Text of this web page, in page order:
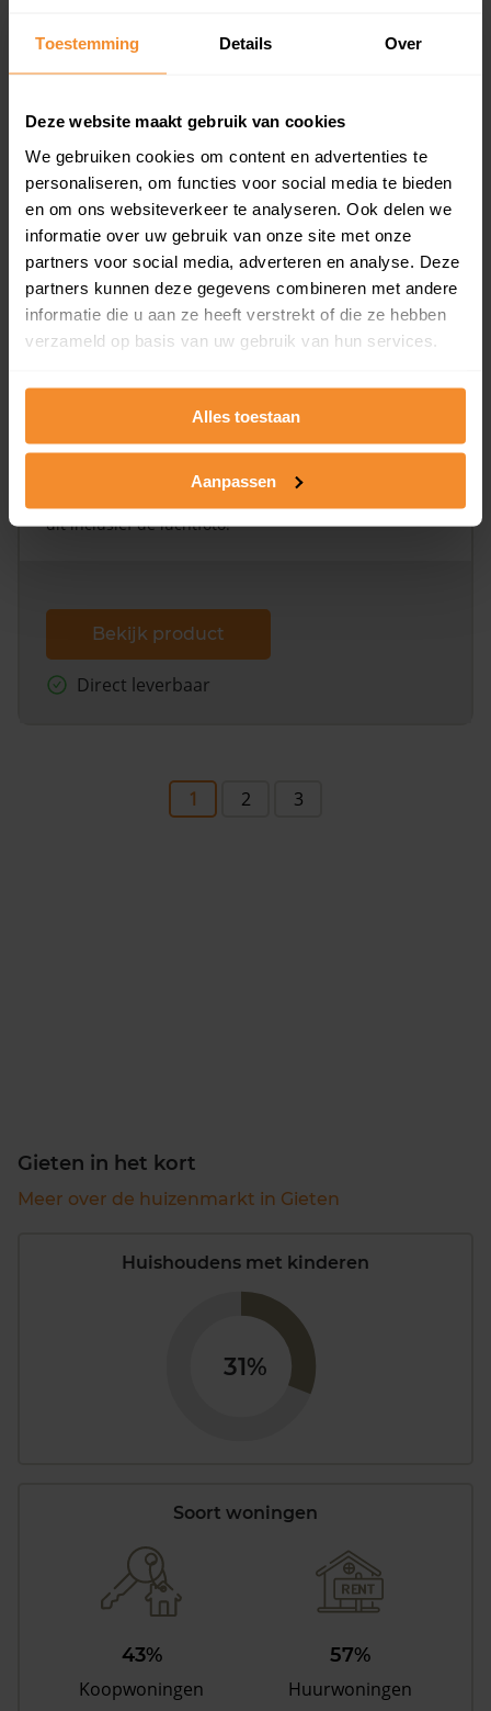
Toestemming Details Over
Deze website maakt gebruik van cookies
We gebruiken cookies om content en advertenties te
personaliseren, om functies voor social media te bieden
en om ons websiteverkeer te analyseren. Ook delen we
informatie over uw gebruik van onze site met onze
partners voor social media, adverteren en analyse. Deze
partners kunnen deze gegevens combineren met andere
informatie die u aan ze heeft verstrekt of die ze hebben
verzameld op basis van uw gebruik van hun services.
Alles toestaan
Aanpassen
Inclusief 1 jaar gratis updates
inclusief een jaar lang gratis updates van nieuwe
koopsommen.
Bekijk product
Direct leverbaar
Kadastrale kaart pakket
Alleen globale ligging perceel
Een uitgebreid overzicht van het perceel en
omliggende percelen met de kadastrale erfgrenzen,
dit inclusief de luchtfoto!
Bekijk product
Direct leverbaar
1 2 3
Gieten in het kort
Meer over de huizenmarkt in Gieten
Huishoudens met kinderen
31%
Soort woningen
43%
Koopwoningen
57%
Huurwoningen